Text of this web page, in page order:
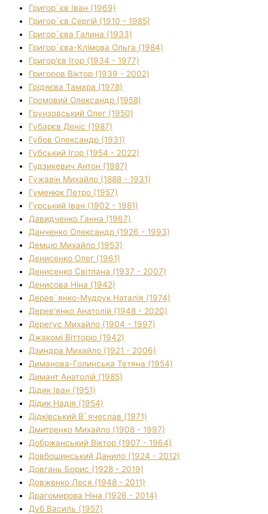
Григор`єв Іван (1969)
Григор`єв Сергій (1910 - 1985)
Григор`єва Галина (1933)
Григор`єва-Клімова Ольга (1984)
Григор'єв Ігор (1934 - 1977)
Григоров Віктор (1939 - 2002)
Грідяєва Тамара (1978)
Громовий Олександр (1958)
Грунзовський Олег (1950)
Губарєв Деніс (1987)
Губов Олександр (1931)
Губський Ігор (1954 - 2022)
Гудзикевич Антон (1987)
Гужавін Михайло (1888 - 1931)
Гуменюк Петро (1957)
Гурський Іван (1902 - 1981)
Давидченко Ганна (1967)
Данченко Олександр (1926 - 1993)
Демцю Михайло (1953)
Денисенко Олег (1961)
Денисенко Світлана (1937 - 2007)
Денисова Ніна (1942)
Дерев`янко-Мудрук Наталія (1974)
Дерев'янко Анатолій (1948 - 2020)
Дерегус Михайло (1904 - 1997)
Джакомі Вітторіо (1942)
Дзиндра Михайло (1921 - 2006)
Диманова-Голинська Тетяна (1954)
Димант Анатолій (1985)
Дідик Іван (1951)
Дідик Надія (1954)
Дідківський В`ячеслав (1971)
Дмитренко Михайло (1908 - 1997)
Добржанський Віктор (1907 - 1964)
Довбошинський Данило (1924 - 2012)
Довгань Борис (1928 - 2019)
Довженко Леся (1948 - 2011)
Драгомирова Ніна (1926 - 2014)
Дуб Василь (1957)